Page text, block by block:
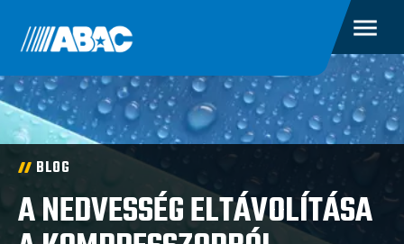
BLOG
A NEDVESSÉG ELTÁVOLÍTÁSA